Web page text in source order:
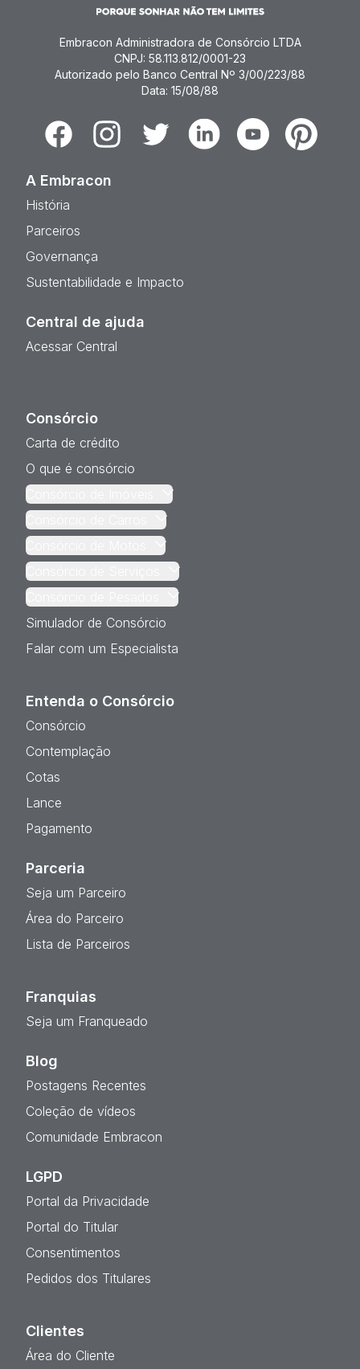
Embracon Administradora de Consórcio LTDA
CNPJ: 58.113.812/0001-23
Autorizado pelo Banco Central Nº 3/00/223/88
Data: 15/08/88
FacebookInstagramTwitter LinkedinYoutubePinterest
A Embracon
História
Parceiros
Governança
Sustentabilidade e Impacto
Central de ajuda
Acessar Central
Consórcio
Carta de crédito
O que é consórcio
Simulador de Consórcio
Falar com um Especialista
Entenda o Consórcio
Consórcio
Contemplação
Cotas
Lance
Pagamento
Parceria
Seja um Parceiro
Área do Parceiro
Lista de Parceiros
Franquias
Seja um Franqueado
Blog
Postagens Recentes
Coleção de vídeos
Comunidade Embracon
LGPD
Portal da Privacidade
Portal do Titular
Consentimentos
Pedidos dos Titulares
Clientes
Área do Cliente